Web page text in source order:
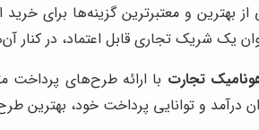
از بهترین و معتبرترین گزینه‌ها برای
یک شریک تجاری قابل اعتماد، در کنار
تجارت با ارائه طرح‌های پرداخت
درآمد و توانایی پرداخت خود، بهترین